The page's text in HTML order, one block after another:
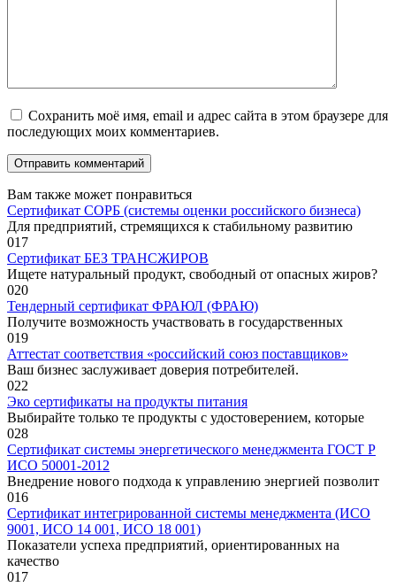
Сохранить моё имя, email и адрес сайта в этом браузере для
последующих моих комментариев.
Вам также может понравиться
Сертификат СОРБ (системы оценки российского бизнеса)
Для предприятий, стремящихся к стабильному развитию
017
Сертификат БЕЗ ТРАНСЖИРОВ
Ищете натуральный продукт, свободный от опасных жиров?
020
Тендерный сертификат ФРАЮЛ (ФРАЮ)
Получите возможность участвовать в государственных
019
Аттестат соответствия «российский союз поставщиков»
Ваш бизнес заслуживает доверия потребителей.
022
Эко сертификаты на продукты питания
Выбирайте только те продукты с удостоверением, которые
028
Сертификат системы энергетического менеджмента ГОСТ Р
ИСО 50001-2012
Внедрение нового подхода к управлению энергией позволит
016
Сертификат интегрированной системы менеджмента (ИСО
9001, ИСО 14 001, ИСО 18 001)
Показатели успеха предприятий, ориентированных на
качество
017